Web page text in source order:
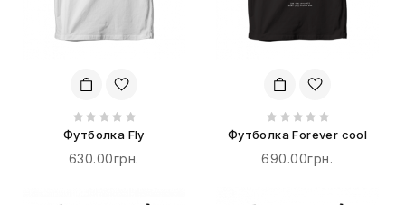
Футболка Fly
630.00грн.
Футболка Forever cool
690.00грн.